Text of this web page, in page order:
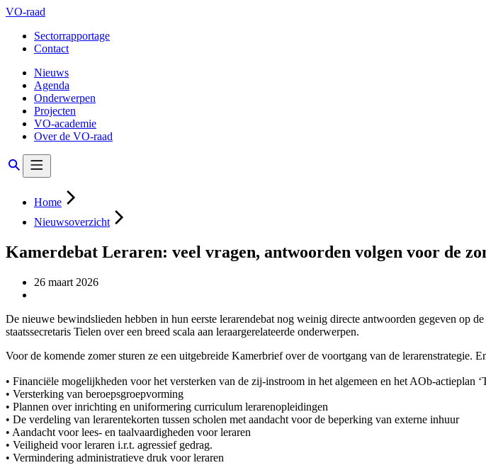
VO-raad
Sectorrapportage
Contact
Nieuws
Agenda
Onderwerpen
Projecten
VO-academie
Over de VO-raad
Home
Nieuwsoverzicht
Kamerdebat Leraren: veel vragen, antwoorden volgen voor de
26 maart 2026
De nieuwe bewindslieden hebben in hun eerste lerarendebat nog weinig directe antwoorden gegeven op
staatssecretaris Tielen over een breed scala aan leraargerelateerde onderwerpen.
Voor de komende zomer sturen ze een uitgebreide Kamerbrief over de voortgang van de lerarenstrategie.
• Financiële mogelijkheden voor het versterken van de zij-instroom in het algemeen en het AOb-actieplan
• Versterking van beroepsgroepvorming
• Plannen over inrichting en uniformering curriculum lerarenopleidingen
• De verdeling van lerarentekorten tussen scholen met aandacht voor de beperking van externe inhuur
• Aandacht voor lees- en taalvaardigheden voor leraren
• Veiligheid voor leraren i.r.t. agressief gedrag.
• Vermindering administratieve druk voor leraren